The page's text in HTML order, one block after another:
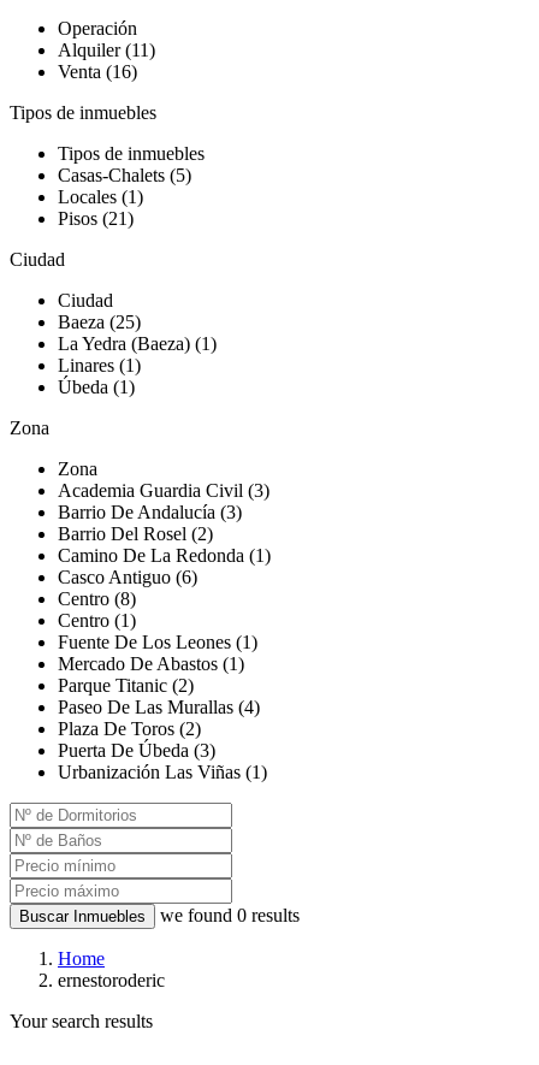
Operación
Alquiler (11)
Venta (16)
Tipos de inmuebles
Tipos de inmuebles
Casas-Chalets (5)
Locales (1)
Pisos (21)
Ciudad
Ciudad
Baeza (25)
La Yedra (Baeza) (1)
Linares (1)
Úbeda (1)
Zona
Zona
Academia Guardia Civil (3)
Barrio De Andalucía (3)
Barrio Del Rosel (2)
Camino De La Redonda (1)
Casco Antiguo (6)
Centro (8)
Centro (1)
Fuente De Los Leones (1)
Mercado De Abastos (1)
Parque Titanic (2)
Paseo De Las Murallas (4)
Plaza De Toros (2)
Puerta De Úbeda (3)
Urbanización Las Viñas (1)
Buscar Inmuebles we found 0 results
Home
ernestoroderic
Your search results